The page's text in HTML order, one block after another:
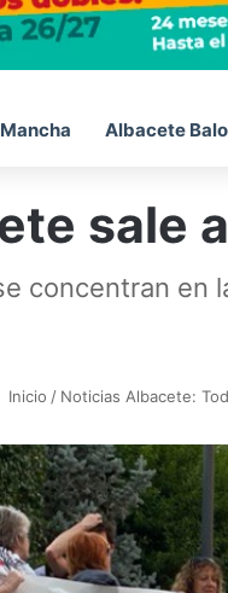
Albacete
sale
concentran en
Inicio / Noticias Albacete: